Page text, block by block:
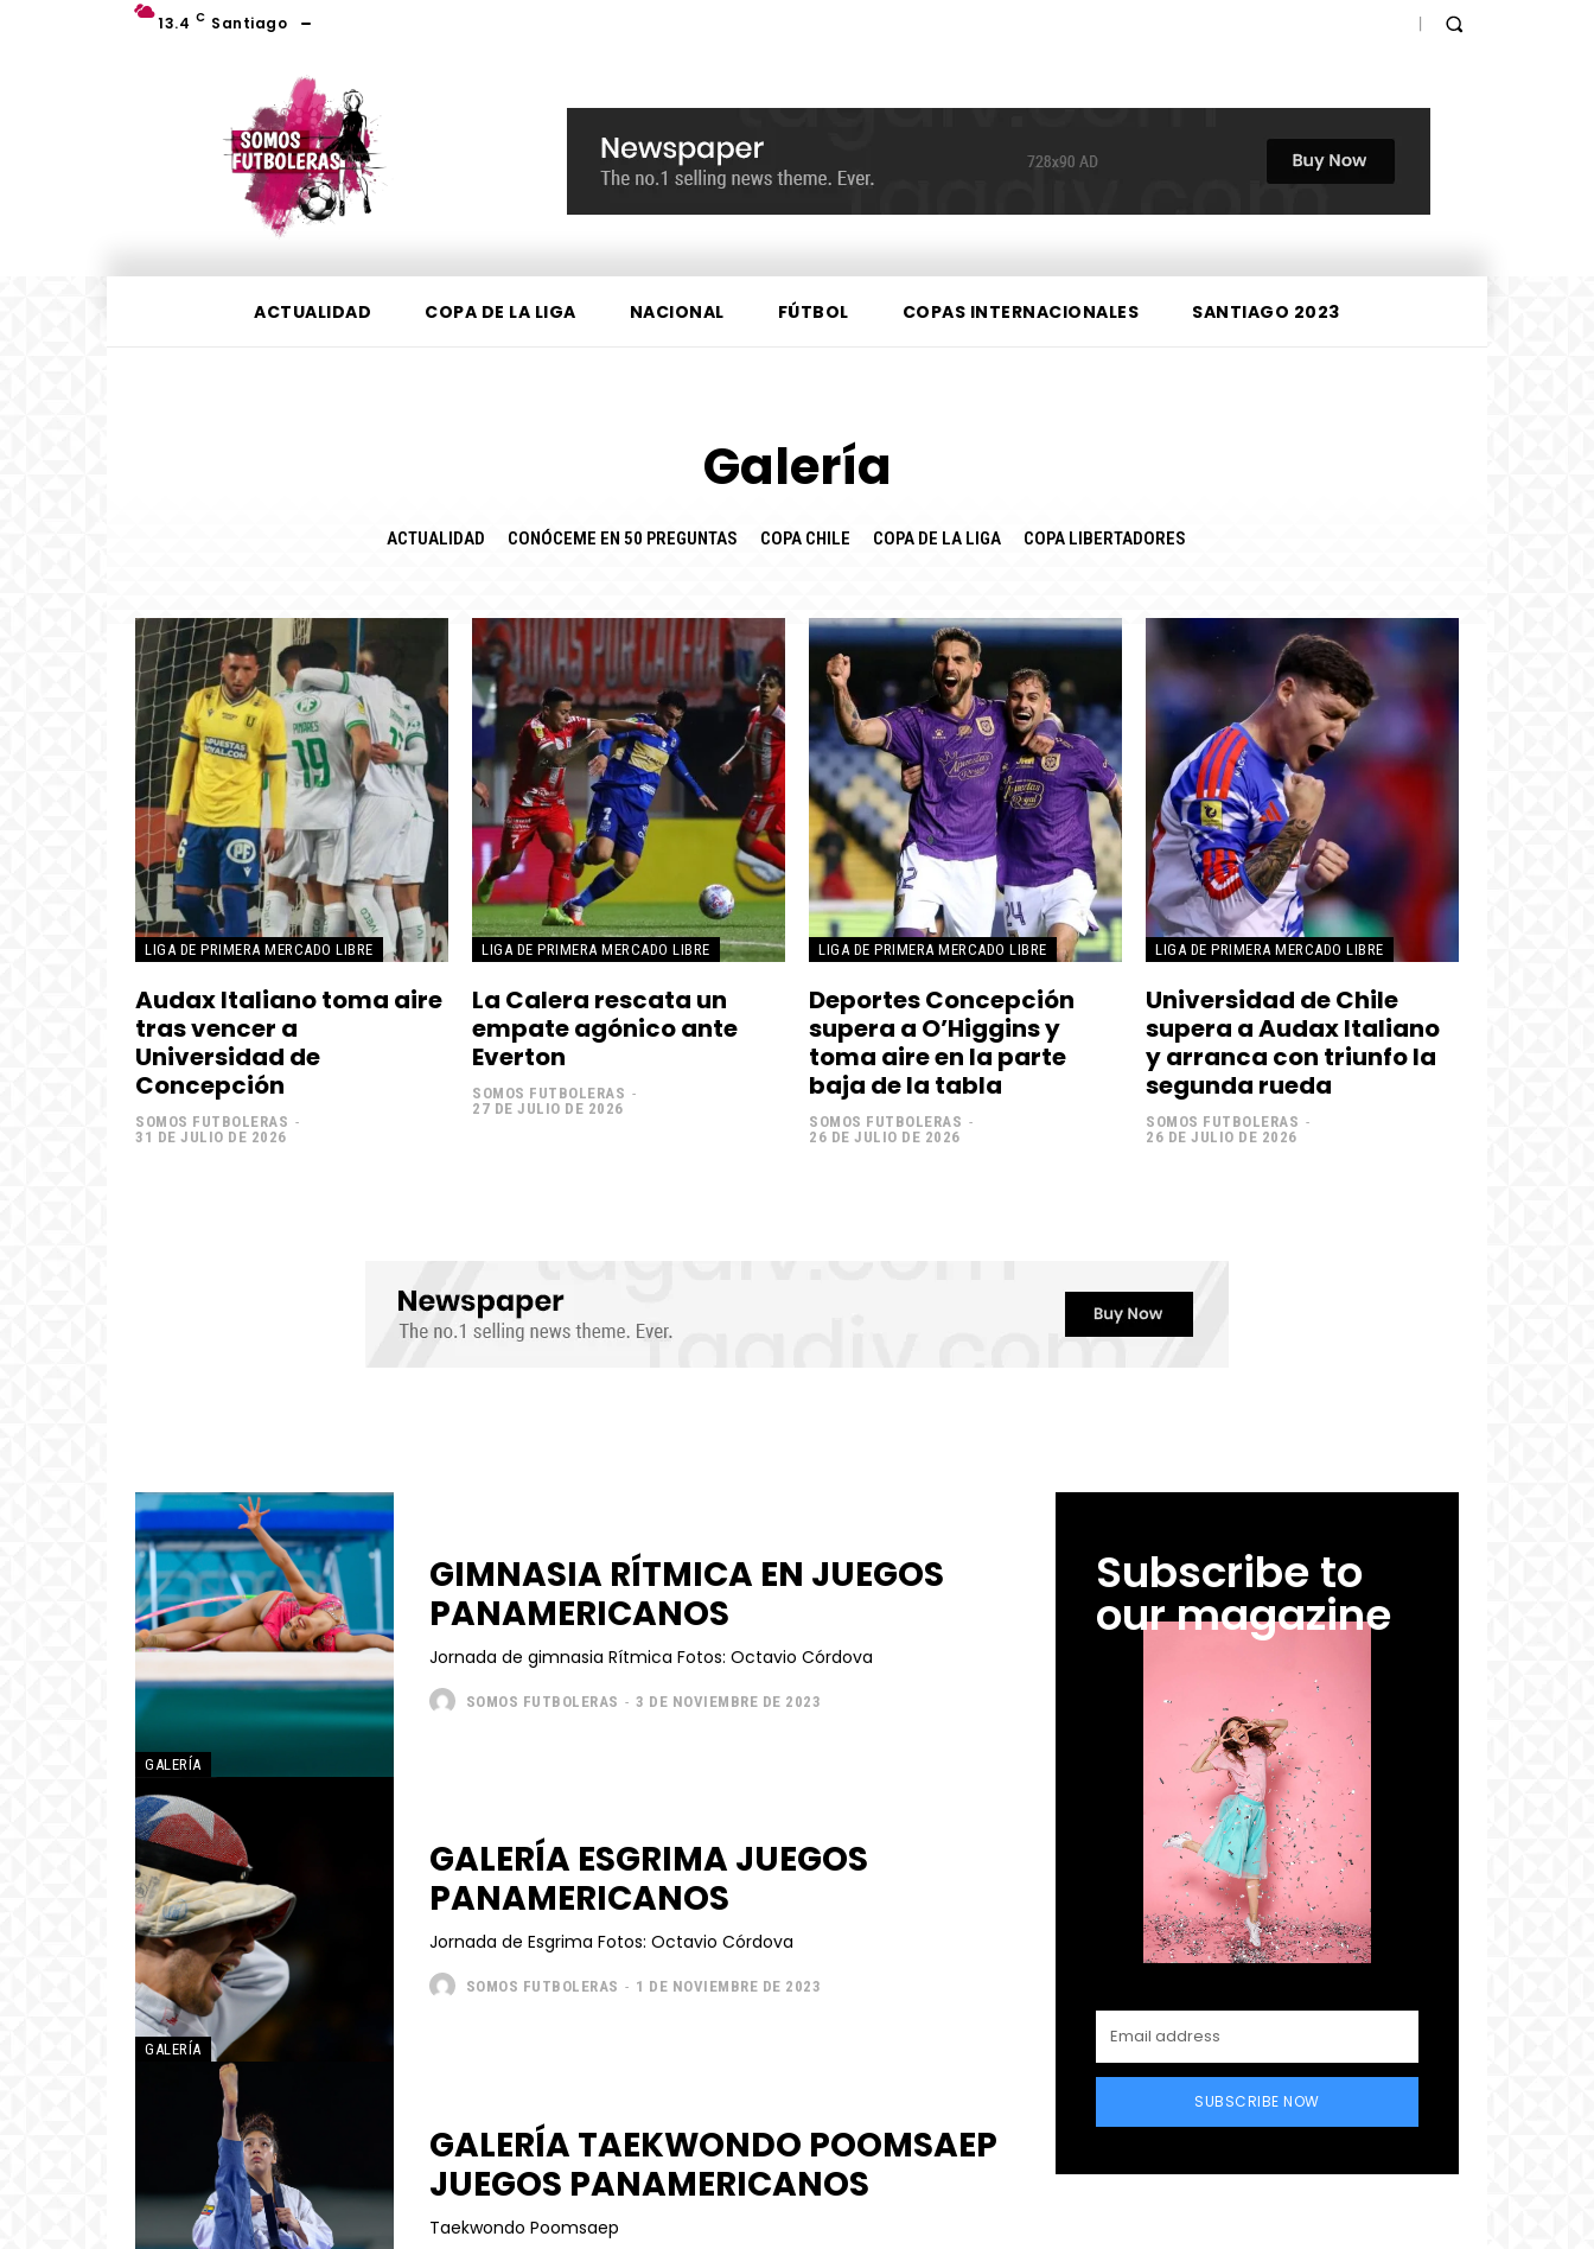
13.4 C Santiago
ACTUALIDAD COPA DE LA LIGA NACIONAL FÚTBOL COPAS INTERNACIONALES SANTIAGO 2023
Galería
ACTUALIDAD CONÓCEME EN 50 PREGUNTAS COPA CHILE COPA DE LA LIGA COPA LIBERTADORES
LIGA DE PRIMERA MERCADO LIBRE
Audax Italiano toma aire
tras vencer a
Universidad de
Concepción
SOMOS FUTBOLERAS -
31 DE JULIO DE 2026
LIGA DE PRIMERA MERCADO LIBRE
La Calera rescata un
empate agónico ante
Everton
SOMOS FUTBOLERAS -
27 DE JULIO DE 2026
LIGA DE PRIMERA MERCADO LIBRE
Deportes Concepción
supera a O’Higgins y
toma aire en la parte
baja de la tabla
SOMOS FUTBOLERAS -
26 DE JULIO DE 2026
LIGA DE PRIMERA MERCADO LIBRE
Universidad de Chile
supera a Audax Italiano
y arranca con triunfo la
segunda rueda
SOMOS FUTBOLERAS -
26 DE JULIO DE 2026
GALERÍA
GIMNASIA RÍTMICA EN JUEGOS
PANAMERICANOS
Jornada de gimnasia Rítmica Fotos: Octavio Córdova
SOMOS FUTBOLERAS - 3 DE NOVIEMBRE DE 2023
GALERÍA
GALERÍA ESGRIMA JUEGOS
PANAMERICANOS
Jornada de Esgrima Fotos: Octavio Córdova
SOMOS FUTBOLERAS - 1 DE NOVIEMBRE DE 2023
GALERÍA TAEKWONDO POOMSAEP
JUEGOS PANAMERICANOS
Taekwondo Poomsaep
Subscribe to
our magazine
SUBSCRIBE NOW